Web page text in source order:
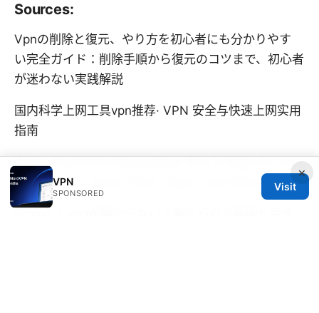
Sources:
Vpnの削除と復元、やり方を初心者にも分かりやす
い完全ガイド：削除手順から復元のコツまで、初心者
が迷わない実践解説
国内科学上网工具vpn推荐· VPN 安全与快速上网实用
指南
Which NordVPN Subscription Plan Is Right for You
2026 Guide: Smart Picks, Plans, and Perks
×
VPN
SPONSORED
Visit